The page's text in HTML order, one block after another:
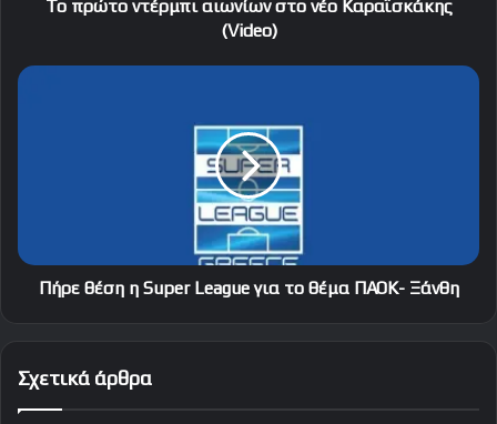
Το πρώτο ντέρμπι αιωνίων στο νέο Καραϊσκάκης
(Video)
Πήρε
ΠΑΟΚ-
ΞάνθηΠήρε θέση η Super League για το θέμα ΠΑΟΚ- Ξάνθη
Σχετικά άρθρα